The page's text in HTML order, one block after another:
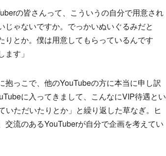
の皆さんって、こういうの自分で用意され
ゃないですか。でっかいぬいぐるみだと
とか。僕は用意してもらっているんです
す」
っこで、他のYouTubeの方に本当に申し訳
に入ってきまして、こんなにVIP待遇とい
いただいたりとか」と繰り返した草なぎ。ヒ
流のあるYouTuberが自分で企画を考えてい